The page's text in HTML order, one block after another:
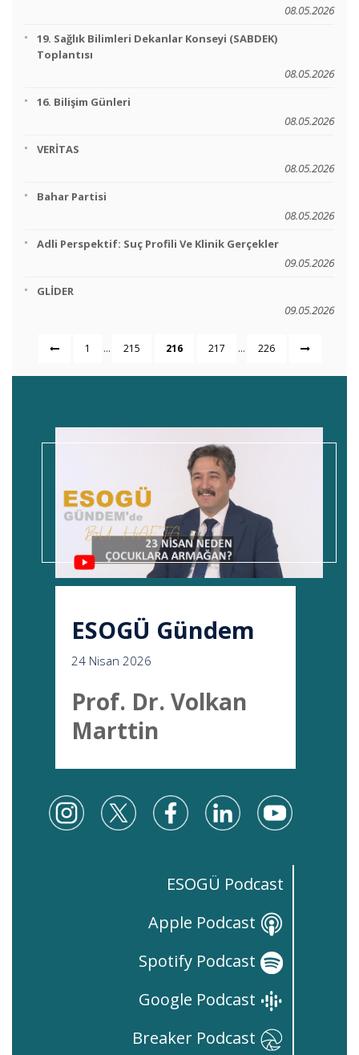
08.05.2026
19. Sağlık Bilimleri Dekanlar Konseyi (SABDEK)
Toplantısı
08.05.2026
16. Bilişim Günleri
08.05.2026
VERİTAS
08.05.2026
Bahar Partisi
08.05.2026
Adli Perspektif: Suç Profili Ve Klinik Gerçekler
09.05.2026
GLİDER
09.05.2026
1 ... 215 216 217 ... 226
ESOGÜ Gündem
24 Nisan 2026
Prof. Dr. Volkan
Marttin
ESOGÜ Podcast
Apple Podcast
Spotify Podcast
Google Podcast
Breaker Podcast